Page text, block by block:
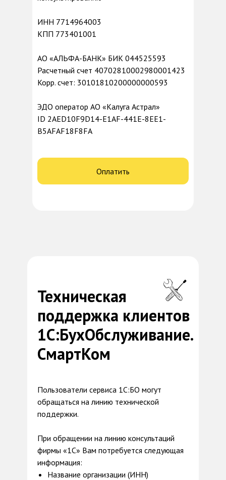
ИНН 7714964003
КПП 773401001
АО «АЛЬФА-БАНК» БИК 044525593
Расчетный счет 40702810002980001423
Корр. счет: 30101810200000000593
ЭДО оператор АО «Калуга Астрал»
ID 2AED10F9D14-E1AF-441E-8EE1-
B5AFAF18F8FA
Оплатить
Техническая
поддержка клиентов
1С:БухОбслуживание.
СмартКом
Пользователи сервиса 1С:БО могут
обращаться на линию технической
поддержки.
При обращении на линию консультаций
фирмы «1С» Вам потребуется следующая
информация:
Название организации (ИНН)